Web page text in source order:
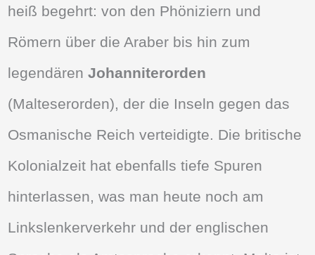
heiß begehrt: von den Phöniziern und
Römern über die Araber bis hin zum
legendärenJohanniterorden
(Malteserorden), der die Inseln gegen das
Osmanische Reich verteidigte. Die britische
Kolonialzeit hat ebenfalls tiefe Spuren
hinterlassen, was man heute noch am
Linkslenkerverkehr und der englischen